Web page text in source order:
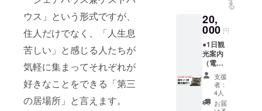
ウス」という形式ですが、
住人だけでなく、「人生息
苦しい」と感じる人たちが
気軽に集まってそれぞれが
好きなことをできる「第三
の居場所」と言えます。
のメン
バーか
らのお
礼の
メッ
セージ
●クラウ
ドファ
ンディ
ングの
る
20,
000 円
●1日観
光案内
（電子
街散
策、値
段交
渉、
支援
者：
4人
お届